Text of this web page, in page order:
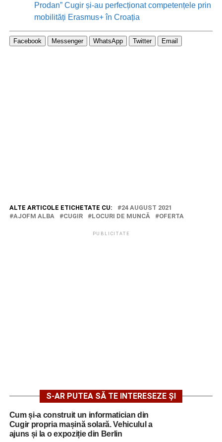
Prodan” Cugir și-au perfecționat competențele prin
mobilități Erasmus+ în Croația
Facebook Messenger WhatsApp Twitter Email
ALTE ARTICOLE ETICHETATE CU:
24 AUGUST 2021
AJOFM ALBA
CUGIR LOCURI DE MUNCĂ OFERTA
PUBLICITATE
S-AR PUTEA SĂ TE INTERESEZE ȘI
Cum și-a construit un informatician din
Cugir propria mașină solară. Vehiculul a
ajuns și la o expoziție din Berlin